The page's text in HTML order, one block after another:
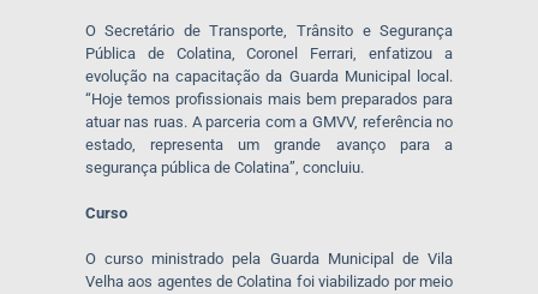
O Secretário de Transporte, Trânsito e Segurança
Pública de Colatina, Coronel Ferrari, enfatizou a
evolução na capacitação da Guarda Municipal local.
“Hoje temos profissionais mais bem preparados para
atuar nas ruas. A parceria com a GMVV, referência no
estado, representa um grande avanço para a
segurança pública de Colatina”, concluiu.
Curso
O curso ministrado pela Guarda Municipal de Vila
Velha aos agentes de Colatina foi viabilizado por meio